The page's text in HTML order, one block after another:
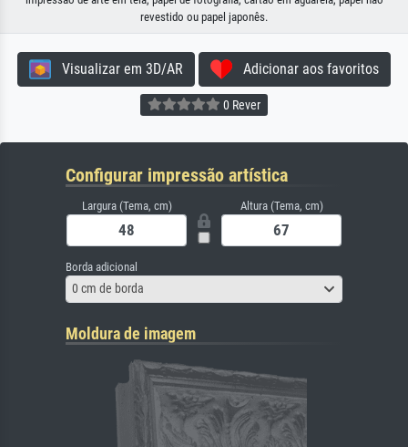
revestido ou papel japonês.
Visualizar em 3D/AR Adicionar aos favoritos
0 Rever
Configurar impressão artística
Largura (Tema, cm) Altura (Tema, cm)
Borda adicional
0 cm de borda
Moldura de imagem